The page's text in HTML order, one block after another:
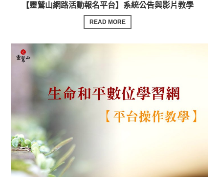
【靈鷲山網路活動報名平台】系統公告與影片教學
READ MORE